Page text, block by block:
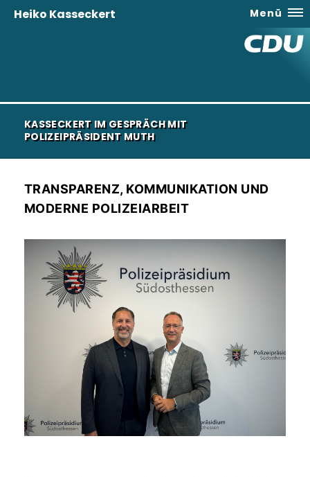
Heiko Kasseckert Menü
KASSECKERT IM GESPRÄCH MIT
POLIZEIPRÄSIDENT MUTH
TRANSPARENZ, KOMMUNIKATION UND
MODERNE POLIZEIARBEIT